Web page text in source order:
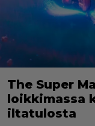
The Super
loikkimassa
iltatulosta